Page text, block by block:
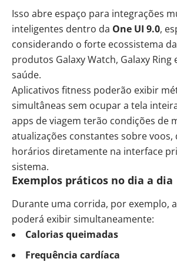
Isso abre espaço para integrações
inteligentes dentro da One UI 9.0,
considerando o forte ecossistema
produtos Galaxy Watch, Galaxy Ring
saúde.
Aplicativos fitness poderão exibir
simultâneas sem ocupar a tela
apps de viagem terão condições de
atualizações constantes sobre voos,
horários diretamente na interface
sistema.
Exemplos práticos no dia a dia
Durante uma corrida, por exemplo,
poderá exibir simultaneamente:
Calorias queimadas
Frequência cardíaca